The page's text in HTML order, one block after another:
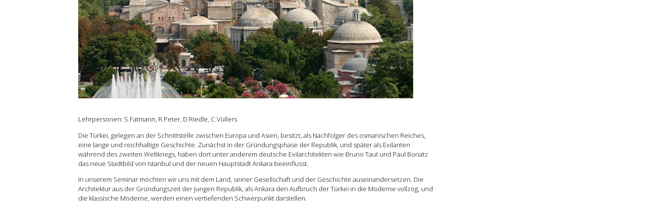
Forschung
Publikationen
Kontakt
Lehrpersonen: S.Fatmann, R.Peter, D.Riedle, C.Vüllers
Die Türkei, gelegen an der Schnittstelle zwischen Europa und Asien, besitzt, als Nachfolger des osmanischen Reiches,
eine lange und reichhaltige Geschichte. Zunächst in der Gründungsphase der Republik, und später als Exilanten
während des zweiten Weltkriegs, haben dort unter anderem deutsche Exilarchitekten wie Bruno Taut und Paul Bonatz
das neue Stadtbild von Istanbul und der neuen Hauptstadt Ankara beeinflusst.
In unserem Seminar möchten wir uns mit dem Land, seiner Gesellschaft und der Geschichte auseinandersetzen. Die
Architektur aus der Gründungszeit der jungen Republik, als Ankara den Aufbruch der Türkei in die Moderne vollzog, und
die klassische Moderne, werden einen vertiefenden Schwerpunkt darstellen.